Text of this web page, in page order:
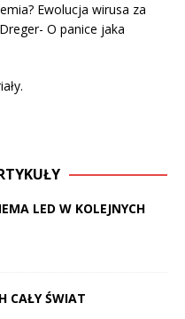
Ewolucja wirusa za
O panice jaka
LED W KOLEJNYCH
CAŁY ŚWIAT